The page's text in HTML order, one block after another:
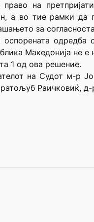
на
а во тие рамки да
за
одредба
Македонија не
1 од ова решение.
на Судот м-р
Раичковиќ, д-